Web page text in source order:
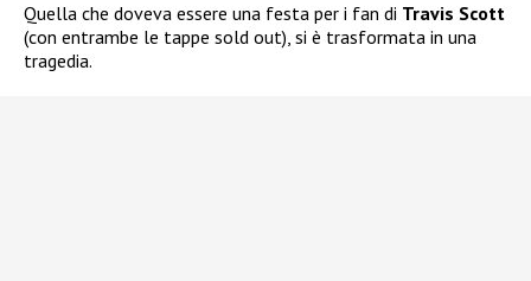
Quella che doveva essere una festa per i fan di Travis Scott
(con entrambe le tappe sold out), si è trasformata in una
tragedia.